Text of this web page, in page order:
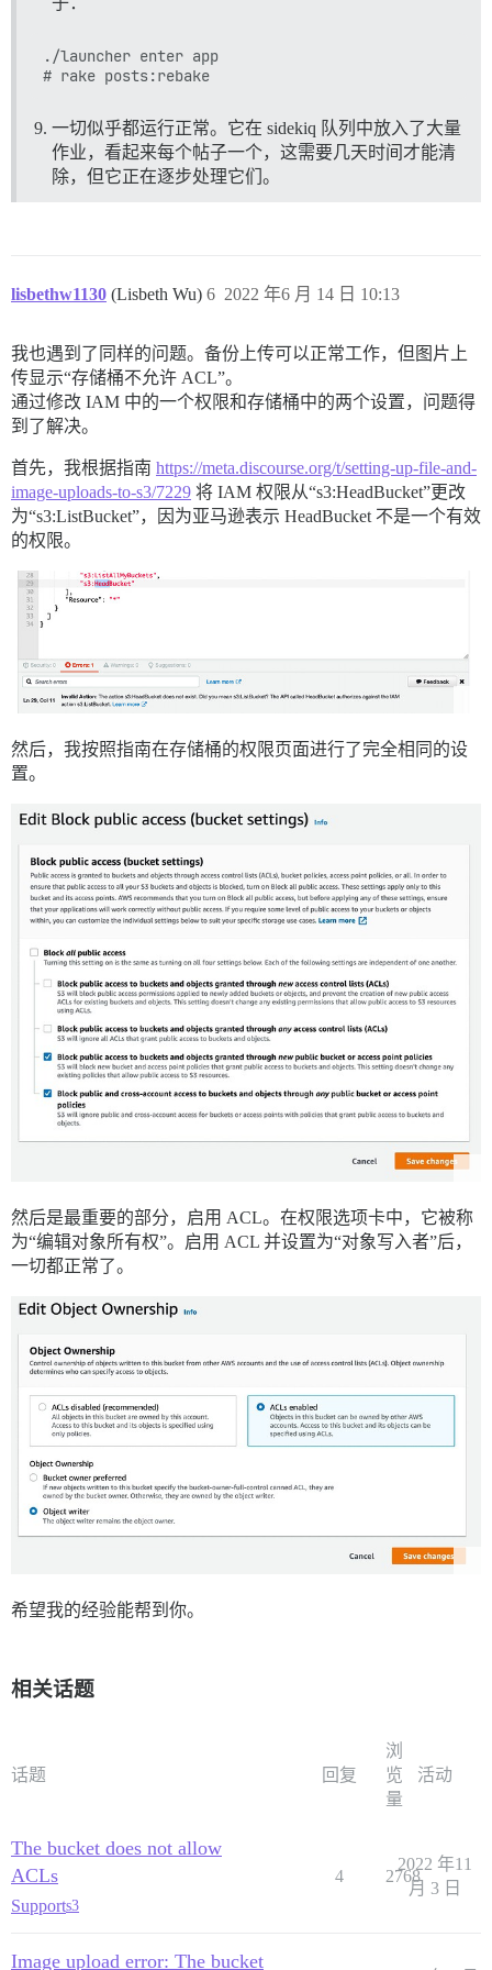
./launcher enter app
一切似乎都运行正常。它在 sidekiq 队列中放入了大量
作业，看起来每个帖子一个，这需要几天时间才能清
除，但它正在逐步处理它们。
lisbethw1130 (Lisbeth Wu) 2022 年6 月 14 日 10:13
6
我也遇到了同样的问题。备份上传可以正常工作，但图片上
传显示“存储桶不允许 ACL”。
通过修改 IAM 中的一个权限和存储桶中的两个设置，问题得
到了解决。
首先，我根据指南 https://meta.discourse.org/t/setting-up-file-and-
image-uploads-to-s3/7229 将 IAM 权限从“s3:HeadBucket”更改
为“s3:ListBucket”，因为亚马逊表示 HeadBucket 不是一个有效
的权限。
然后，我按照指南在存储桶的权限页面进行了完全相同的设
置。
然后是最重要的部分，启用 ACL。在权限选项卡中，它被称
为“编辑对象所有权”。启用 ACL 并设置为“对象写入者”后，
一切都正常了。
希望我的经验能帮到你。
相关话题
话题 回复
浏
览
量
活动
The bucket does not allow
ACLs
Supports3
4 2768
2022 年11
月 3 日
Image upload error: The bucket